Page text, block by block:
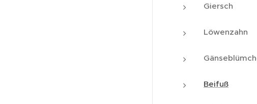
Giersch
Löwenzahn
Beifuß